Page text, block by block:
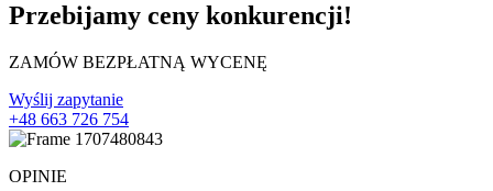
Przebijamy ceny konkurencji!
ZAMÓW BEZPŁATNĄ WYCENĘ
Wyślij zapytanie
+48 663 726 754
OPINIE